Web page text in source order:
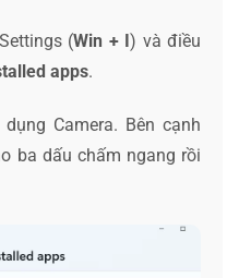
(Win + I ) và điều
apps.
Camera. Bên cạnh
ba dấu chấm ngang rồi